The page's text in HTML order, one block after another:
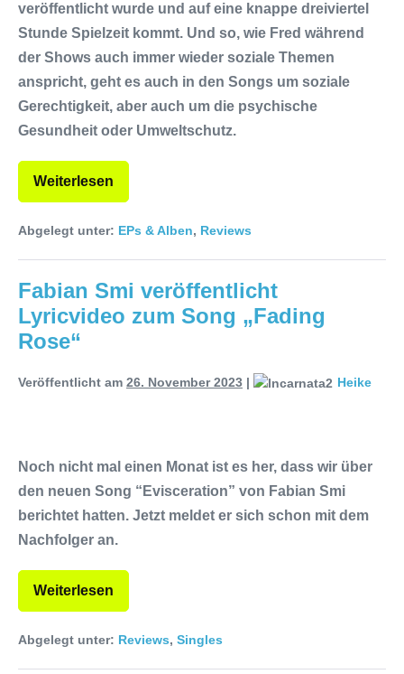
veröffentlicht wurde und auf eine knappe dreiviertel
Stunde Spielzeit kommt. Und so, wie Fred während
der Shows auch immer wieder soziale Themen
anspricht, geht es auch in den Songs um soziale
Gerechtigkeit, aber auch um die psychische
Gesundheit oder Umweltschutz.
Weiterlesen
Abgelegt unter: EPs & Alben, Reviews
Fabian Smi veröffentlicht
Lyricvideo zum Song „Fading
Rose“
Veröffentlicht am 26. November 2023 | Heike
Noch nicht mal einen Monat ist es her, dass wir über
den neuen Song “Evisceration” von Fabian Smi
berichtet hatten. Jetzt meldet er sich schon mit dem
Nachfolger an.
Weiterlesen
Abgelegt unter: Reviews, Singles